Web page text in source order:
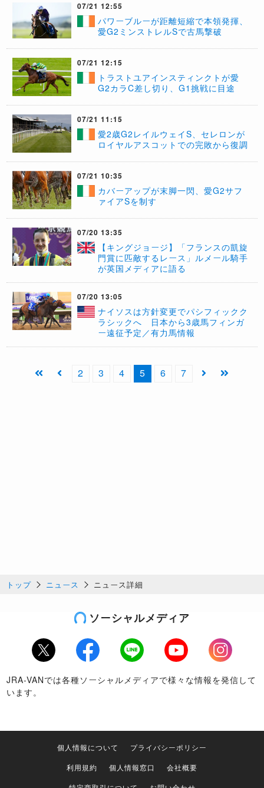
07/21 12:55
​パワーブルーが距離短縮で本領発揮、
愛G2ミンストレルSで古馬撃破
07/21 12:15
トラストユアインスティンクトが愛
G2カラC差し切り、G1挑戦に目途
07/21 11:15
​愛2歳G2レイルウェイS、セレロンが
ロイヤルアスコットでの完敗から復調
07/21 10:35
​カバーアップが末脚一閃、愛G2サフ
ァイアSを制す
07/20 13:35
【キングジョージ】「フランスの凱旋
門賞に匹敵するレース」ルメール騎手
が英国メディアに語る
07/20 13:05
ナイソスは方針変更でパシフィックク
ラシックへ 日本から3歳馬フィンガ
ー遠征予定／有力馬情報
2 3 4 5 6 7
トップ ニュース ニュース詳細
ソーシャルメディア
Twitter Facebook LINE Youtube
Instagram
JRA-VANでは各種ソーシャルメディアで様々な情報を発信して
います。
個人情報について
プライバシーポリシー
利用規約
個人情報窓口
会社概要